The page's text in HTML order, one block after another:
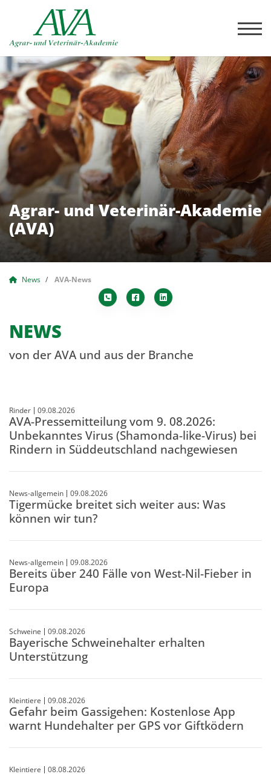
Agrar- und Veterinär-Akademie
(AVA)
News AVA-News
NEWS
von der AVA und aus der Branche
Rinder 09.08.2026
AVA-Pressemitteilung vom 9. 08.2026:
Unbekanntes Virus (Shamonda-like-Virus) bei
Rindern in Süddeutschland nachgewiesen
News-allgemein 09.08.2026
Tigermücke breitet sich weiter aus: Was
können wir tun?
News-allgemein 09.08.2026
Bereits über 240 Fälle von West-Nil-Fieber in
Europa
Schweine 09.08.2026
Bayerische Schweinehalter erhalten
Unterstützung
Kleintiere 09.08.2026
Gefahr beim Gassigehen: Kostenlose App
warnt Hundehalter per GPS vor Giftködern
Kleintiere 08.08.2026